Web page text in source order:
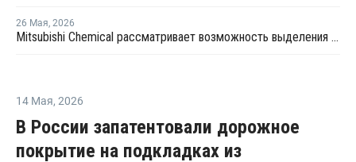
26 Мая, 2026
Mitsubishi Chemical рассматривает возможность выделения нефтехимического бизнеса к 2028 году
14 Мая, 2026
В России запатентовали дорожное
покрытие на подкладках из